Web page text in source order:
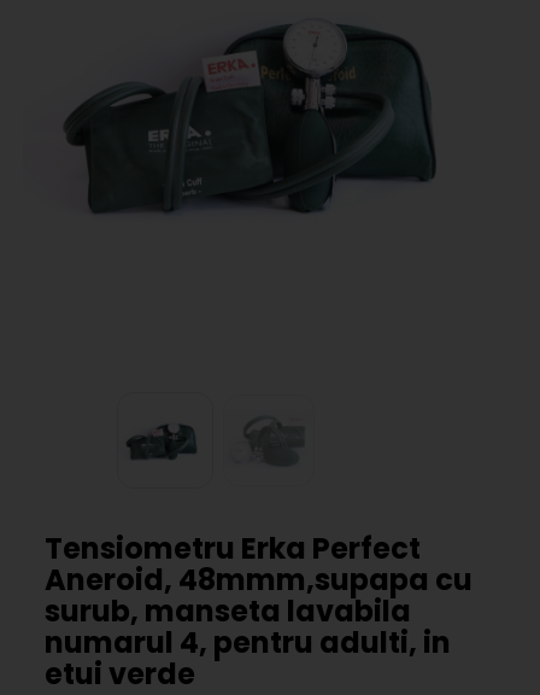
Tensiometru Erka Perfect
Aneroid, 48mmm,supapa cu
surub, manseta lavabila
numarul 4, pentru adulti, in
etui verde